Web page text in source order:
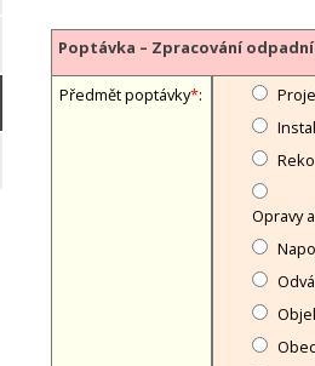
Poptávka – Zpracování
Předmět poptávky*:
Opravy